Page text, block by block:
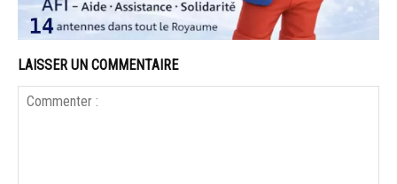
LAISSER UN COMMENTAIRE